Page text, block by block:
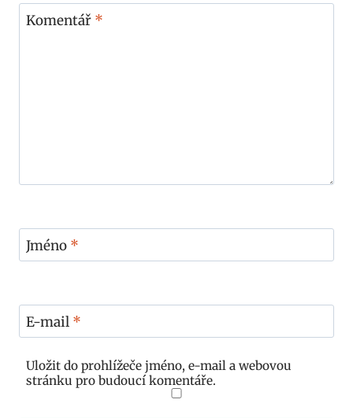
Komentář *
Jméno *
E-mail *
Uložit do prohlížeče jméno, e-mail a webovou
stránku pro budoucí komentáře.